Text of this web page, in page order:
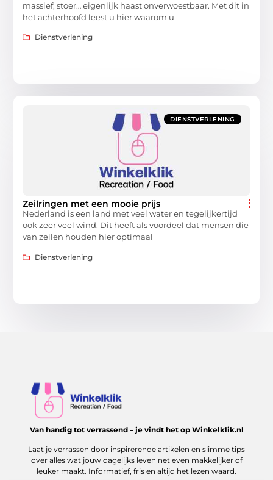
massief, stoer… eigenlijk haast onverwoestbaar. Met dit in
het achterhoofd leest u hier waarom u
Dienstverlening
DIENSTVERLENING
Zeilringen met een mooie prijs
Nederland is een land met veel water en tegelijkertijd
ook zeer veel wind. Dit heeft als voordeel dat mensen die
van zeilen houden hier optimaal
Dienstverlening
Van handig tot verrassend – je vindt het op Winkelklik.nl
Laat je verrassen door inspirerende artikelen en slimme tips
over alles wat jouw dagelijks leven net even makkelijker of
leuker maakt. Informatief, fris en altijd het lezen waard.